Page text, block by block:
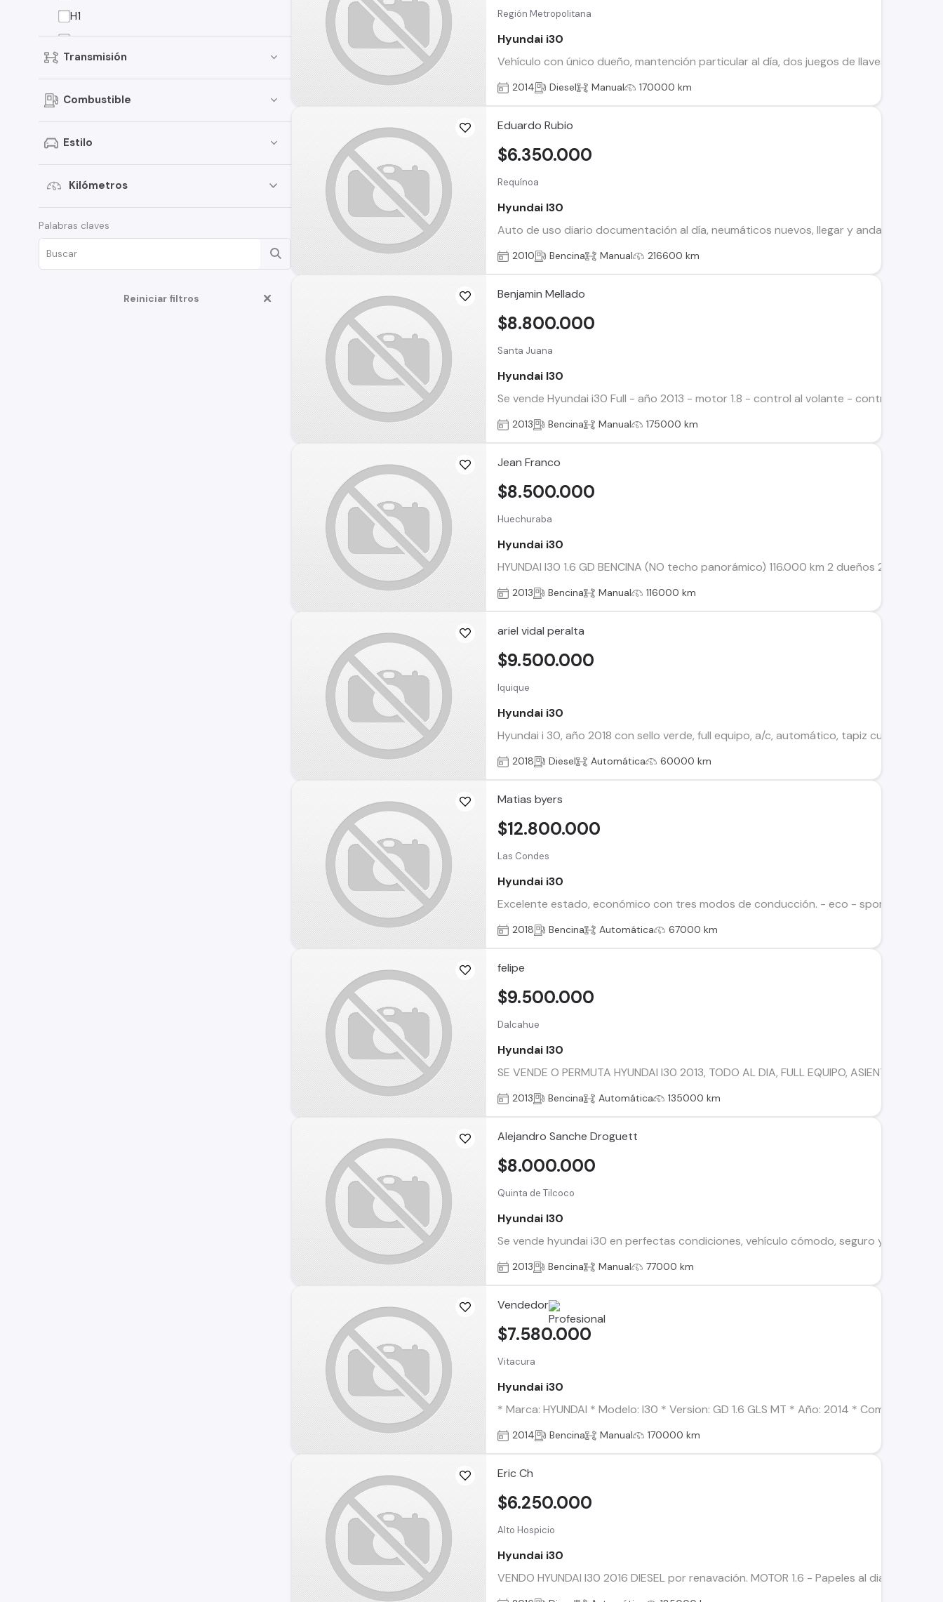
H1
EON
Elantra
Santamo
i20
Venue
Grand i-10 Sedán
HD35
Transmisión
Combustible
Estilo
Kilómetros
Palabras claves
Reiniciar filtros
Región Metropolitana
Hyundai i30
Vehículo con único dueño, mantención particular al día, dos juegos de llaves, aire
2014 Diesel Manual 170000 km
Eduardo Rubio
Requínoa
Hyundai I30
Auto de uso diario documentación al día, neumáticos nuevos, llegar y
$6.350.000
2010 Bencina Manual 216600 km
Benjamin Mellado
Santa Juana
Hyundai I30
Se vende Hyundai i30 Full - año 2013 - motor 1.8 - control al volante - control
$8.800.000
2013 Bencina Manual 175000 km
Jean Franco
Huechuraba
Hyundai i30
HYUNDAI I30 1.6 GD BENCINA (NO techo panorámico) 116.000 km 2 dueños 2013
$8.500.000
2013 Bencina Manual 116000 km
ariel vidal peralta
Iquique
Hyundai i30
Hyundai i 30, año 2018 con sello verde, full equipo, a/c, automático, tapiz cuero,
$9.500.000
2018 Diesel Automática 60000 km
Matias byers
Las Condes
Hyundai i30
Excelente estado, económico con tres modos de conducción. - eco - sport - normal
$12.800.000
2018 Bencina Automática 67000 km
felipe
Dalcahue
Hyundai I30
SE VENDE O PERMUTA HYUNDAI I30 2013, TODO AL DIA, FULL EQUIPO, ASIENTOS DE
$9.500.000
2013 Bencina Automática 135000 km
Alejandro Sanche Droguett
Quinta de Tilcoco
Hyundai I30
Se vende hyundai i30 en perfectas condiciones, vehículo cómodo, seguro y rápido.
$8.000.000
2013 Bencina Manual 77000 km
Vendedor
Vitacura
Hyundai i30
* Marca: HYUNDAI * Modelo: I30 * Version: GD 1.6 GLS MT * Año: 2014 *
$7.580.000
2014 Bencina Manual 170000 km
Eric Ch
Alto Hospicio
Hyundai i30
VENDO HYUNDAI I30 2016 DIESEL por renavación. MOTOR 1.6 - Papeles al dia
$6.250.000